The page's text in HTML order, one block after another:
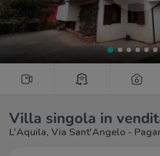
Villa singola in
L'Aquila, Via Sant'Angelo -